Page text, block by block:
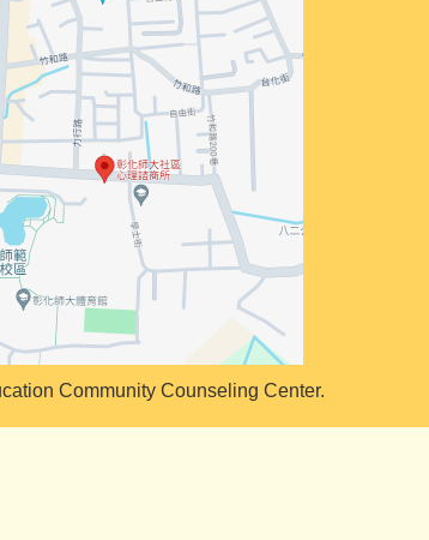
Community Counseling Center.